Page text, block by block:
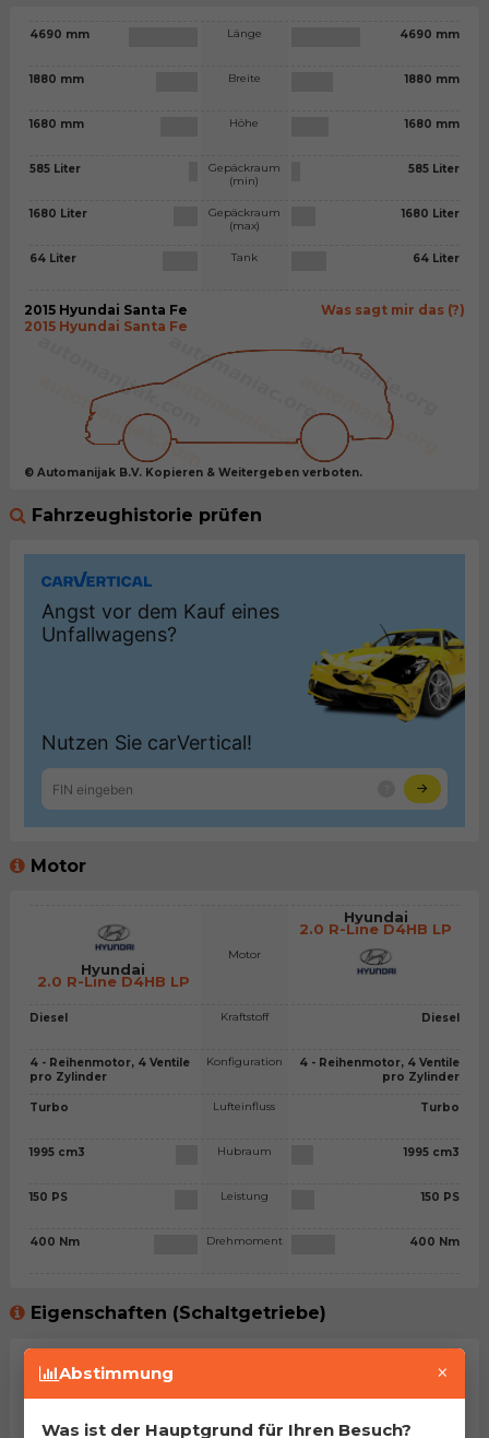
4690 mm
1880 mm
1680 mm
585 Liter
1680 Liter
64 Liter
Länge
Breite
Höhe
Gepäckraum
(min)
Gepäckraum
(max)
Tank
4690 mm
1880 mm
1680 mm
585 Liter
1680 Liter
64 Liter
Was sagt mir das (?)
2015 Hyundai Santa Fe
2015 Hyundai Santa Fe
© Automanijak B.V. Kopieren & Weitergeben verboten.
Fahrzeughistorie prüfen
Motor
Hyundai
2.0 R-Line D4HB LP
Diesel
4 - Reihenmotor, 4 Ventile
pro Zylinder
Turbo
1995 cm3
150 PS
400 Nm
Motor
Kraftstoff
Konfiguration
Lufteinfluss
Hubraum
Leistung
Drehmoment
Hyundai
2.0 R-Line D4HB LP
Diesel
4 - Reihenmotor, 4 Ventile
pro Zylinder
Turbo
1995 cm3
150 PS
400 Nm
Eigenschaften (Schaltgetriebe)
Schaltgetriebe - 6 Gänge Schaltgetriebe - 6 Gänge
Abstimmung ×
Was ist der Hauptgrund für Ihren Besuch?